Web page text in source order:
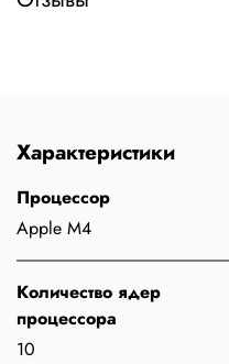
Характеристики
Процессор
Apple M4
Количество ядер
процессора
10